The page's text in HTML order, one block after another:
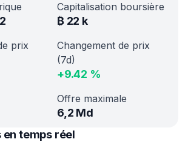
Capitalisation boursière
₿ 22 k
prix
Changement de prix
(7d)
+9.42 %
Offre maximale
6,2 Md
en temps réel